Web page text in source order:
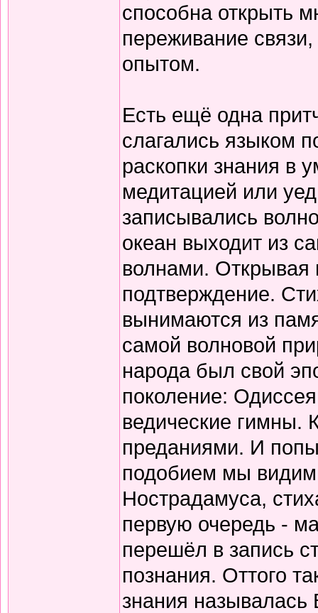
способна открыть
переживание связи,
опытом.
Есть ещё одна
слагались языком
раскопки знания в
медитацией или
записывались
океан выходит из
волнами. Открывая
подтверждение.
вынимаются из
самой волновой
народа был свой
поколение:
ведические гимны.
преданиями. И
подобием мы видим
Нострадамуса,
первую очередь -
перешёл в запись
познания. Оттого
знания